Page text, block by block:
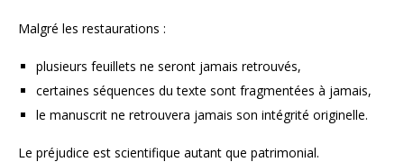
Malgré les restaurations :
plusieurs feuillets ne seront jamais retrouvés,
certaines séquences du texte sont fragmentées à jamais,
le manuscrit ne retrouvera jamais son intégrité originelle.
Le préjudice est scientifique autant que patrimonial.